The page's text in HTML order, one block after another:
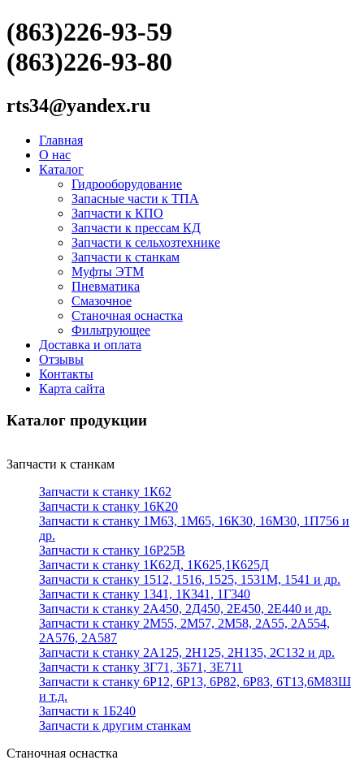
(863)226-93-59
(863)226-93-80
rts34@yandex.ru
Главная
О нас
Каталог
Гидрооборудование
Запасные части к ТПА
Запчасти к КПО
Запчасти к прессам КД
Запчасти к сельхозтехнике
Запчасти к станкам
Муфты ЭТМ
Пневматика
Смазочное
Станочная оснастка
Фильтрующее
Доставка и оплата
Отзывы
Контакты
Карта сайта
Каталог продукции
Запчасти к станкам
Запчасти к станку 1К62
Запчасти к станку 16К20
Запчасти к станку 1М63, 1М65, 16К30, 16М30, 1П756 и
др.
Запчасти к станку 16Р25В
Запчасти к станку 1К62Д, 1К625,1К625Д
Запчасти к станку 1512, 1516, 1525, 1531М, 1541 и др.
Запчасти к станку 1341, 1К341, 1Г340
Запчасти к станку 2А450, 2Д450, 2Е450, 2Е440 и др.
Запчасти к станку 2М55, 2М57, 2М58, 2А55, 2А554,
2А576, 2А587
Запчасти к станку 2А125, 2Н125, 2Н135, 2С132 и др.
Запчасти к станку 3Г71, 3Б71, 3Е711
Запчасти к станку 6Р12, 6Р13, 6Р82, 6Р83, 6Т13,6М83Ш
и т.д.
Запчасти к 1Б240
Запчасти к другим станкам
Станочная оснастка